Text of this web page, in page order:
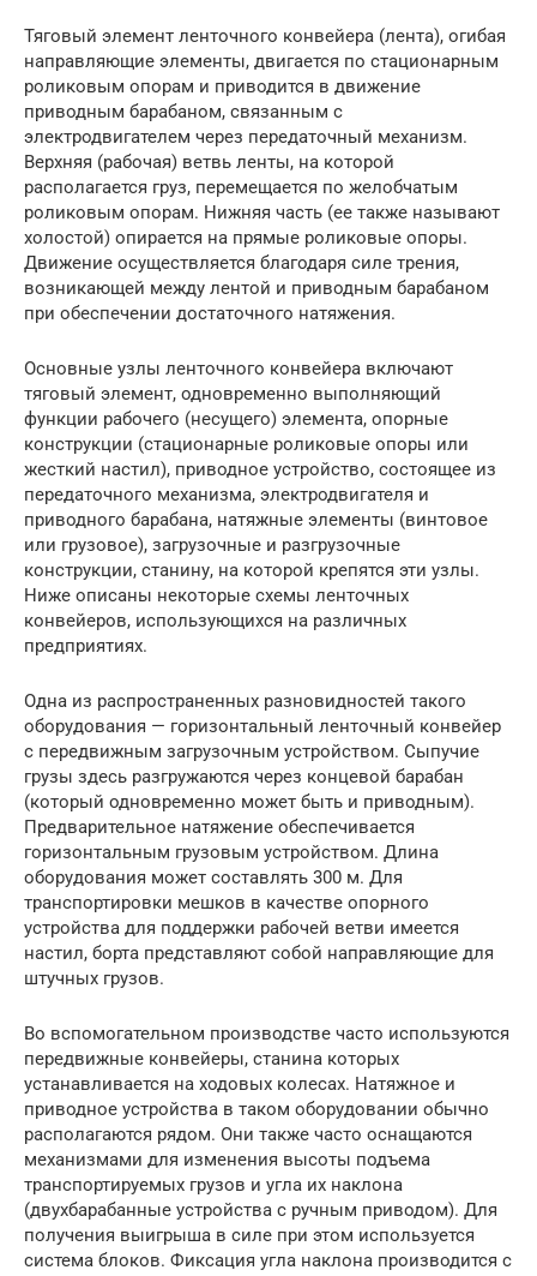
Тяговый элемент ленточного конвейера (лента), огибая
направляющие элементы, двигается по стационарным
роликовым опорам и приводится в движение
приводным барабаном, связанным с
электродвигателем через передаточный механизм.
Верхняя (рабочая) ветвь ленты, на которой
располагается груз, перемещается по желобчатым
роликовым опорам. Нижняя часть (ее также называют
холостой) опирается на прямые роликовые опоры.
Движение осуществляется благодаря силе трения,
возникающей между лентой и приводным барабаном
при обеспечении достаточного натяжения.
Основные узлы ленточного конвейера включают
тяговый элемент, одновременно выполняющий
функции рабочего (несущего) элемента, опорные
конструкции (стационарные роликовые опоры или
жесткий настил), приводное устройство, состоящее из
передаточного механизма, электродвигателя и
приводного барабана, натяжные элементы (винтовое
или грузовое), загрузочные и разгрузочные
конструкции, станину, на которой крепятся эти узлы.
Ниже описаны некоторые схемы ленточных
конвейеров, использующихся на различных
предприятиях.
Одна из распространенных разновидностей такого
оборудования — горизонтальный ленточный конвейер
с передвижным загрузочным устройством. Сыпучие
грузы здесь разгружаются через концевой барабан
(который одновременно может быть и приводным).
Предварительное натяжение обеспечивается
горизонтальным грузовым устройством. Длина
оборудования может составлять 300 м. Для
транспортировки мешков в качестве опорного
устройства для поддержки рабочей ветви имеется
настил, борта представляют собой направляющие для
штучных грузов.
Во вспомогательном производстве часто используются
передвижные конвейеры, станина которых
устанавливается на ходовых колесах. Натяжное и
приводное устройства в таком оборудовании обычно
располагаются рядом. Они также часто оснащаются
механизмами для изменения высоты подъема
транспортируемых грузов и угла их наклона
(двухбарабанные устройства с ручным приводом). Для
получения выигрыша в силе при этом используется
система блоков. Фиксация угла наклона производится с